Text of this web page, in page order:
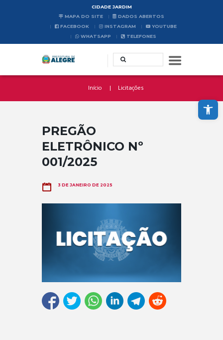
Abrir a barra de ferramentas
CIDADE JARDIM
MAPA DO SITE
DADOS ABERTOS
FACEBOOK
INSTAGRAM
YOUTUBE
WHATSAPP
TELEFONES
Início Licitações
PREGÃO
ELETRÔNICO Nº
001/2025
3 DE JANEIRO DE 2025